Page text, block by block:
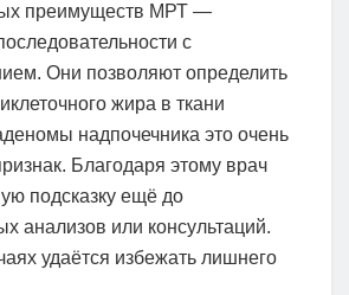
преимуществ МРТ —
с
Они позволяют определить
жира в ткани
надпочечника это очень
Благодаря этому врач
подсказку ещё до
анализов или консультаций.
удаётся избежать лишнего